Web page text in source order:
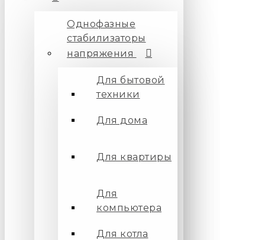
Однофазные
стабилизаторы
напряжения
Для бытовой
техники
Для дома
Для квартиры
Для
компьютера
Для котла